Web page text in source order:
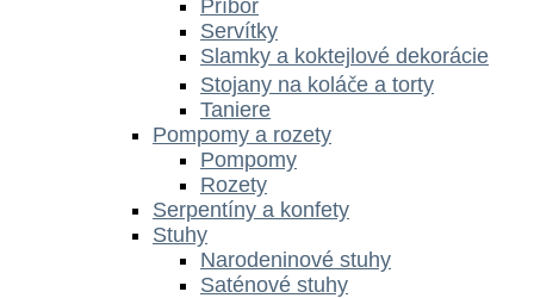
Príbor
Servítky
Slamky a koktejlové dekorácie
Stojany na koláče a torty
Taniere
Pompomy a rozety
Pompomy
Rozety
Serpentíny a konfety
Stuhy
Narodeninové stuhy
Saténové stuhy